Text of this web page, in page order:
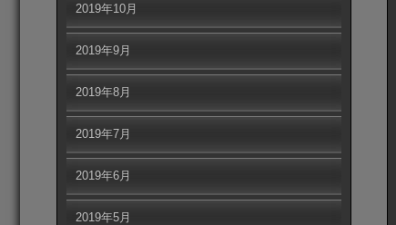
2019年10月
2019年9月
2019年8月
2019年7月
2019年6月
2019年5月